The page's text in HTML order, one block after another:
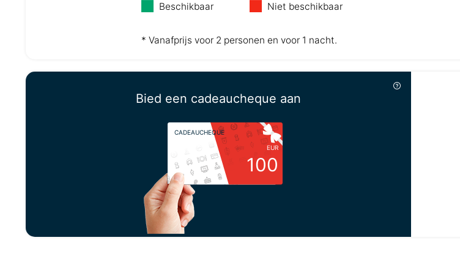
Beschikbaar Niet beschikbaar
* Vanafprijs voor 2 personen en voor 1 nacht.
Bied een cadeaucheque aan
CADEAUCHEQUE
EUR
100